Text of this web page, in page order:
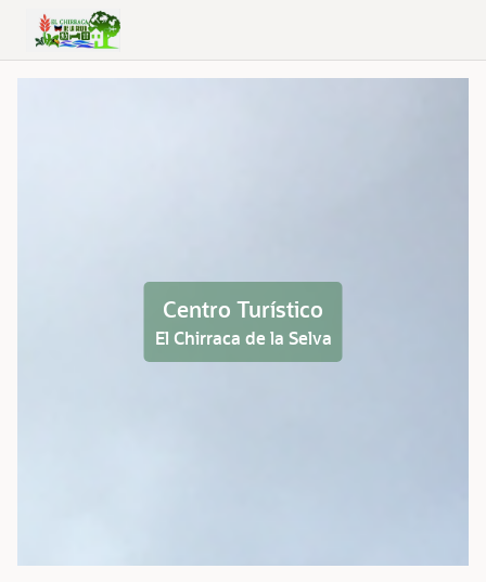
Skip to Main Content
Centro Turístico
El Chirraca de la Selva